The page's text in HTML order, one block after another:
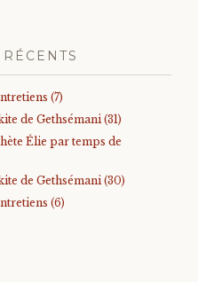
(7)
de Gethsémani (31)
Élie par temps de
de Gethsémani (30)
(6)